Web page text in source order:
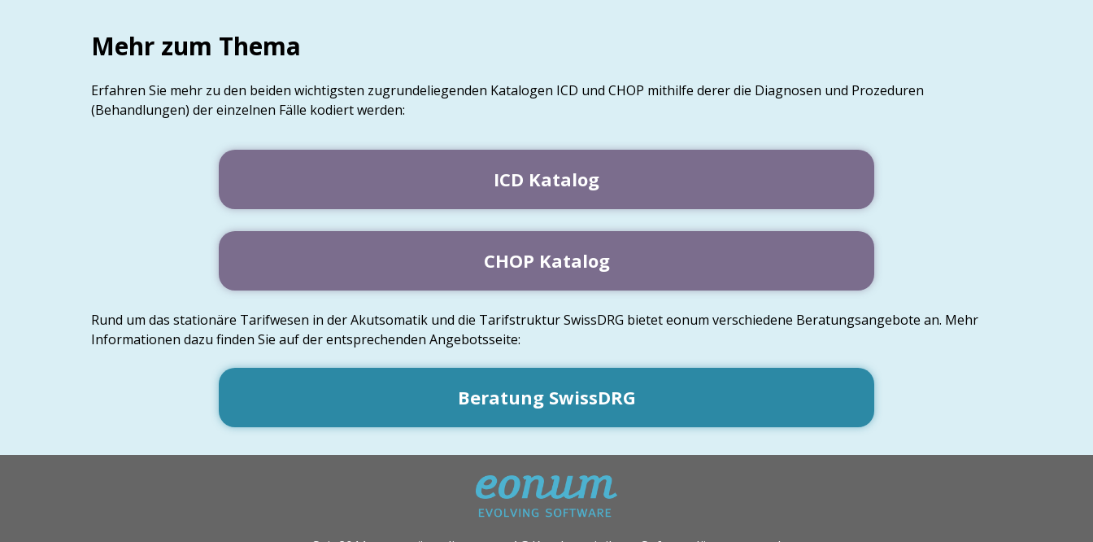
Mehr zum Thema
Erfahren Sie mehr zu den beiden wichtigsten zugrundeliegenden Katalogen ICD und CHOP mithilfe derer die Diagnosen und Prozeduren
(Behandlungen) der einzelnen Fälle kodiert werden:
ICD Katalog
CHOP Katalog
Rund um das stationäre Tarifwesen in der Akutsomatik und die Tarifstruktur SwissDRG bietet eonum verschiedene Beratungsangebote an. Mehr
Informationen dazu finden Sie auf der entsprechenden Angebotsseite:
Beratung SwissDRG